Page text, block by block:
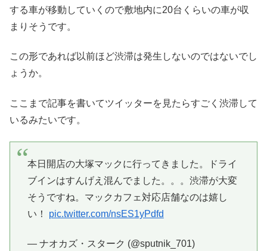
する車が移動していくので敷地内に20台くらいの車が収
まりそうです。
この形であれば以前ほど渋滞は発生しないのではないでし
ょうか。
ここまで記事を書いてツイッターを見たらすごく渋滞して
いるみたいです。
本日開店の大塚マックに行ってきました。ドライ
ブインはすんげえ混んでました。。。渋滞が大変
そうですね。マックカフェ対応店舗なのは嬉し
い！ pic.twitter.com/nsES1yPdfd
— ナオカズ・スターク (@sputnik_701)